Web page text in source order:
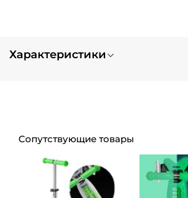
Характеристики
Сопутствующие товары